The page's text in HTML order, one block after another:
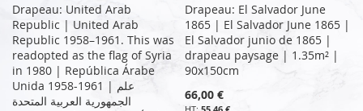
Drapeau: United Arab
Republic | United Arab
Republic 1958–1961. This was
readopted as the flag of Syria
in 1980 | República Árabe
Unida 1958-1961 | علم
الجمهورية العربية المتحدة
Drapeau: El Salvador June
1865 | El Salvador June 1865 |
El Salvador junio de 1865 |
drapeau paysage | 1.35m² |
90x150cm
66,00 €